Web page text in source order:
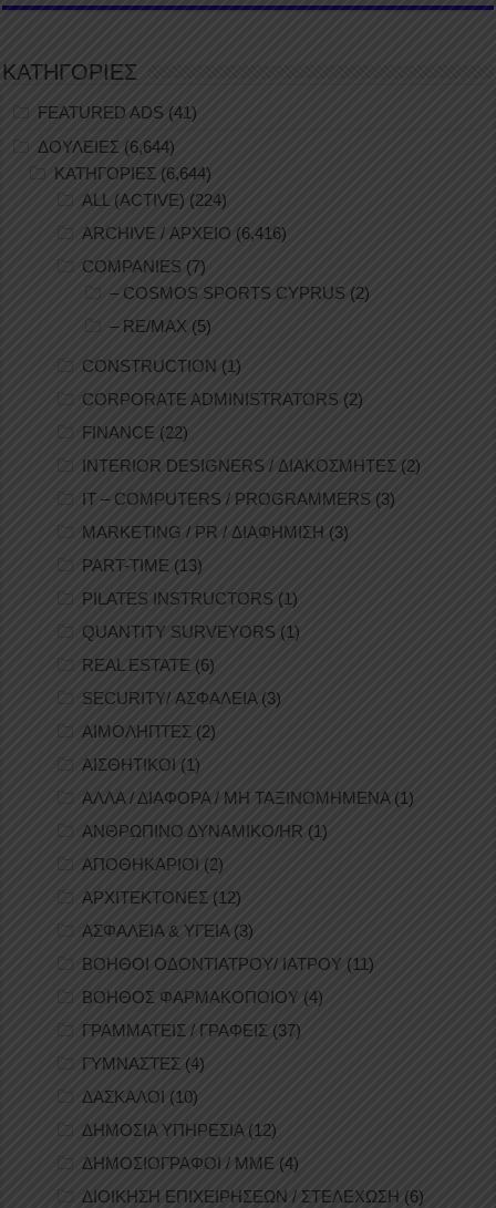
ΚΑΤΗΓΟΡΙΕΣ
FEATURED ADS (41)
ΔΟΥΛΕΙΕΣ (6,644)
ΚΑΤΗΓΟΡΙΕΣ (6,644)
ALL (ACTIVE) (224)
ARCHIVE / ΑΡΧΕΙΟ (6,416)
COMPANIES (7)
– COSMOS SPORTS CYPRUS (2)
– RE/MAX (5)
CONSTRUCTION (1)
CORPORATE ADMINISTRATORS (2)
FINANCE (22)
INTERIOR DESIGNERS / ΔΙΑΚΟΣΜΗΤΕΣ (2)
IT – COMPUTERS / PROGRAMMERS (3)
MARKETING / PR / ΔΙΑΦΗΜΙΣΗ (3)
PART-TIME (13)
PILATES INSTRUCTORS (1)
QUANTITY SURVEYORS (1)
REAL ESTATE (6)
SECURITY/ ΑΣΦΑΛΕΙΑ(3)
ΑΙΜΟΛΗΠΤΕΣ (2)
ΑΙΣΘΗΤΙΚΟΙ (1)
ΑΛΛΑ / ΔΙΑΦΟΡΑ / ΜΗ ΤΑΞΙΝΟΜΗΜΕΝΑ(1)
ΑΝΘΡΩΠΙΝΟ ΔΥΝΑΜΙΚΟ/HR (1)
ΑΠΟΘΗΚΑΡΙΟΙ (2)
ΑΡΧΙΤΕΚΤΟΝΕΣ (12)
ΑΣΦΑΛΕΙΑ & ΥΓΕΙΑ(3)
ΒΟΗΘΟΙ ΟΔΟΝΤΙΑΤΡΟΥ/ ΙΑΤΡΟΥ (11)
ΒΟΗΘΟΣ ΦΑΡΜΑΚΟΠΟΙΟΥ (4)
ΓΡΑΜΜΑΤΕΙΣ / ΓΡΑΦΕΙΣ (37)
ΓΥΜΝΑΣΤΕΣ (4)
ΔΑΣΚΑΛΟΙ (10)
ΔΗΜΟΣΙΑ ΥΠΗΡΕΣΙΑ (12)
ΔΗΜΟΣΙΟΓΡΑΦΟΙ / ΜΜΕ (4)
ΔΙΟΙΚΗΣΗ ΕΠΙΧΕΙΡΗΣΕΩΝ / ΣΤΕΛΕΧΩΣΗ (6)